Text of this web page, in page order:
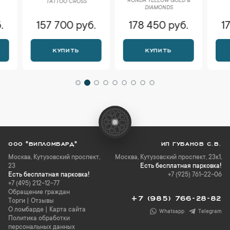
TATTOO CROSS
157 700 руб.
КУПИТЬ
DIAMONDS
178 450 руб.
КУПИТЬ
ООО "ВИПЛОМБАРД"
Москва, Кутузовский проспект,
23
Есть бесплатная парковка!
+7 (495) 212-12-77
Обращение граждан
Торги
Отзывы
О ломбарде
Карта сайта
Политика обработки
персональных данных
ИП ГУБАНОВ С.В.
Москва, Кутузовский проспект, 23к1,
Есть бесплатная парковка!
+7 (925) 761-22-06
+7 (985) 766-28-82
Whatsapp Telegram